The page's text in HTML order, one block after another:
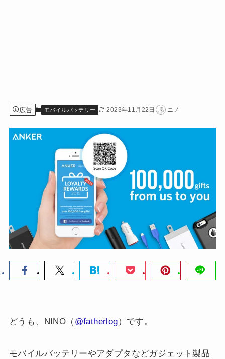
広告 モバイルバッテリー 2023年11月22日 ニノ
どうも、NINO（ @fatherlog）です。
モバイルバッテリーやアダプタなどガジェット製品